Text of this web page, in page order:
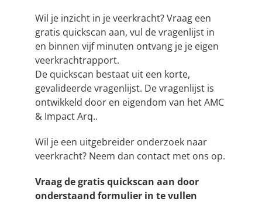
Wil je inzicht in je veerkracht? Vraag een
gratis quickscan aan, vul de vragenlijst in
en binnen vijf minuten ontvang je je eigen
veerkrachtrapport.
De quickscan bestaat uit een korte,
gevalideerde vragenlijst. De vragenlijst is
ontwikkeld door en eigendom van het AMC
& Impact Arq..
Wil je een uitgebreider onderzoek naar
veerkracht? Neem dan contact met ons op.
Vraag de gratis quickscan aan door
onderstaand formulier in te vullen